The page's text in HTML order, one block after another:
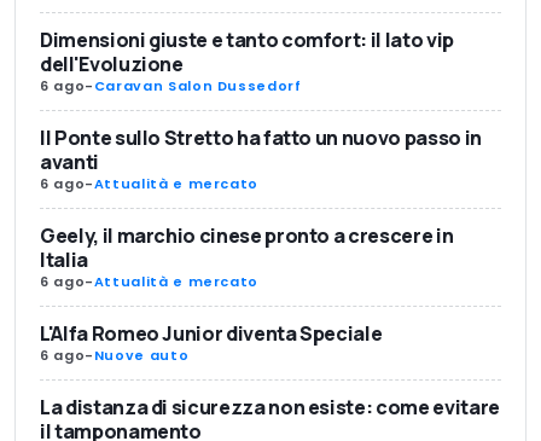
Dimensioni giuste e tanto comfort: il lato vip
dell'Evoluzione
6 ago-Caravan Salon Dussedorf
Il Ponte sullo Stretto ha fatto un nuovo passo in
avanti
6 ago-Attualità e mercato
Geely, il marchio cinese pronto a crescere in
Italia
6 ago-Attualità e mercato
L'Alfa Romeo Junior diventa Speciale
6 ago-Nuove auto
La distanza di sicurezza non esiste: come evitare
il tamponamento